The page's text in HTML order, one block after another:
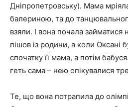
Дніпропетровську). Мама
балериною, та до
взяли. І вона почала займатися
пішов із родини, а коли Оксані
спочатку її мама, а потім
геть сама – нею опікувалися
Те, що вона потрапила до